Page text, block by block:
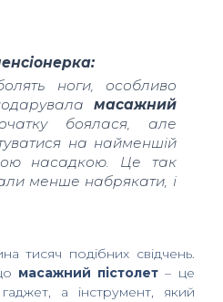
ноги, особливо
масажний
боялася, але
на найменшій
насадкою. Це так
менше набрякати, і
тисяч подібних свідчень.
масажний пістолет – це
а інструмент, який